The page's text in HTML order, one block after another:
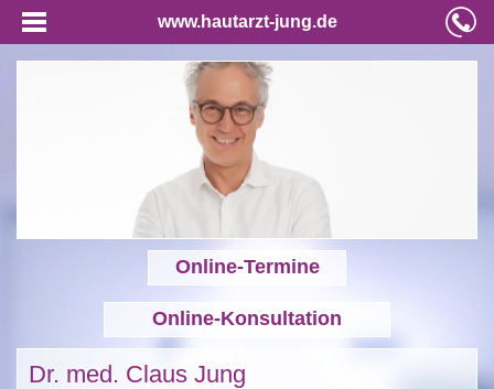
www.hautarzt-jung.de
Online-Termine
Online-Konsultation
Dr. med. Claus Jung